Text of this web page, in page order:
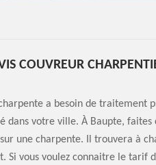
COUVREUR
a besoin de traitement
dans votre ville. À Baupte,
une charpente. Il trouvera à
Si vous voulez connaitre le tarif